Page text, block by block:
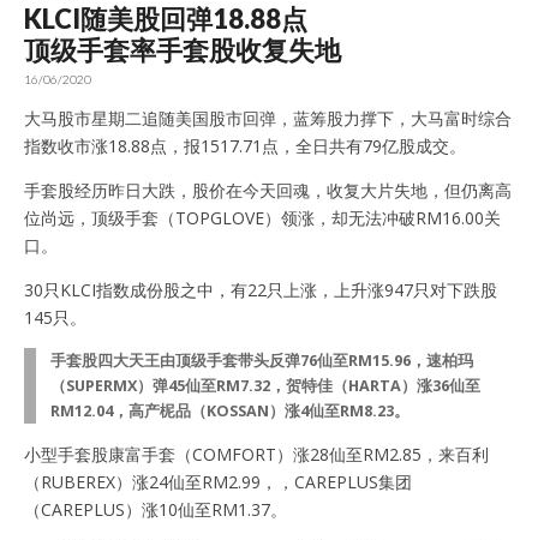
KLCI随美股回弹18.88点
顶级手套率手套股收复失地
16/06/2020
大马股市星期二追随美国股市回弹，蓝筹股力撑下，大马富时综合
指数收市涨18.88点，报1517.71点，全日共有79亿股成交。
手套股经历昨日大跌，股价在今天回魂，收复大片失地，但仍离高
位尚远，顶级手套（TOPGLOVE）领涨，却无法冲破RM16.00关
口。
30只KLCI指数成份股之中，有22只上涨，上升涨947只对下跌股
145只。
手套股四大天王由顶级手套带头反弹76仙至RM15.96，速柏玛
（SUPERMX）弹45仙至RM7.32，贺特佳（HARTA）涨36仙至
RM12.04，高产柅品（KOSSAN）涨4仙至RM8.23。
小型手套股康富手套（COMFORT）涨28仙至RM2.85，来百利
（RUBEREX）涨24仙至RM2.99，，CAREPLUS集团
（CAREPLUS）涨10仙至RM1.37。